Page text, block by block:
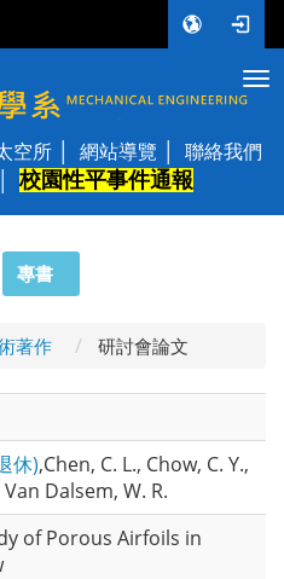
學 機械工程學系
空所 網站導覽
聯絡我們
校園性平事件通報
專書
著作 研討會論文
休),Chen, C. L., Chow, C. Y.,
Dalsem, W. R.
of Porous Airfoils in